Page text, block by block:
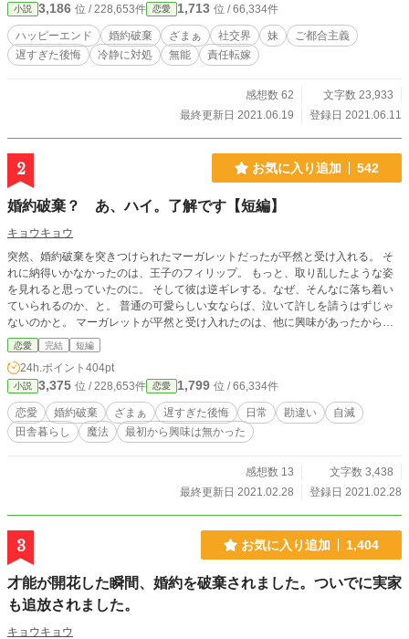
小説 3,186 位 / 228,653件 恋愛 1,713 位 / 66,334件
ハッピーエンド 婚約破棄 ざまぁ 社交界 妹
ご都合主義
遅すぎた後悔
冷静に対処 無能 責任転嫁
感想数 62
文字数 23,933
最終更新日 2021.06.19
登録日 2021.06.11
2 お気に入り追加 542
婚約破棄？ あ、ハイ。了解です【短編】
キョウキョウ
突然、婚約破棄を突きつけられたマーガレットだったが平然と受け入れる。 そ
れに納得いかなかったのは、王子のフィリップ。 もっと、取り乱したような姿
を見れると思っていたのに。 そして彼は逆ギレする。なぜ、そんなに落ち着い
ていられるのか、と。 普通の可愛らしい女ならば、泣いて許しを請うはずじゃ
ないのかと。 マーガレットが平然と受け入れたのは、他に興味があったから。
婚約していたのは、親が決めたから。 彼女の興味は、婚約相手よりも魔法技術
に向いていた。
恋愛 完結 短編
24h.ポイント 404pt
小説 3,375 位 / 228,653件 恋愛 1,799 位 / 66,334件
恋愛 婚約破棄 ざまぁ 遅すぎた後悔 日常 勘違い
自滅
田舎暮らし
魔法 最初から興味は無かった
感想数 13
文字数 3,438
最終更新日 2021.02.28
登録日 2021.02.28
3 お気に入り追加 1,404
才能が開花した瞬間、婚約を破棄されました。ついでに実家
も追放されました。
キョウキョウ